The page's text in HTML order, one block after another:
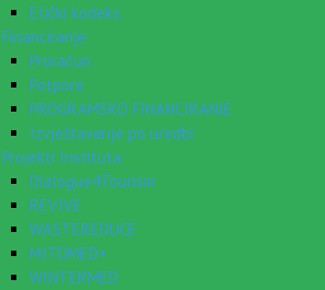
Etički kodeks
Financiranje
Proračun
Potpore
PROGRAMSKO FINANCIRANJE
Izvještavanje po uredbi
Projekti Instituta
Dialogue4Tourism
REVIVE
WASTEREDUCE
MITOMED+
WINTERMED